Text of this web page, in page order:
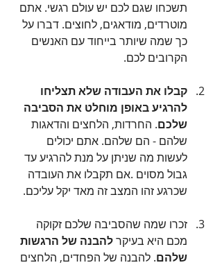
תשכחו שגם לכם יש עולם רגשי. אתם
מוטרדים, מודאגים, לחוצים. דברו על
כך שמה שיותר בייחוד עם האנשים
הקרובים לכם.
קבלו את העבודה שלא תצליחו
להרגיע באופן מוחלט את הסביבה
שלכם. החרדות, הלחצים והדאגות
שלהם - הם שלהם. אתם יכולים
לעשות מה שניתן על מנת להרגיע עד
גבול מסוים .אם תקבלו את העובדה
שכרגע זהו המצב זה מאד יקל עליכם.
זכרו שמה שהסביבה שלכם זקוקה
מכם היא בעיקר להבנה של הרגשות
שלהם. להבנה של הפחדים, הלחצים